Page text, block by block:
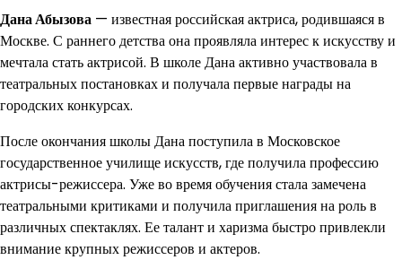
Дана Абызова — известная российская актриса, родившаяся в
Москве. С раннего детства она проявляла интерес к искусству и
мечтала стать актрисой. В школе Дана активно участвовала в
театральных постановках и получала первые награды на
городских конкурсах.
После окончания школы Дана поступила в Московское
государственное училище искусств, где получила профессию
актрисы-режиссера. Уже во время обучения стала замечена
театральными критиками и получила приглашения на роль в
различных спектаклях. Ее талант и харизма быстро привлекли
внимание крупных режиссеров и актеров.